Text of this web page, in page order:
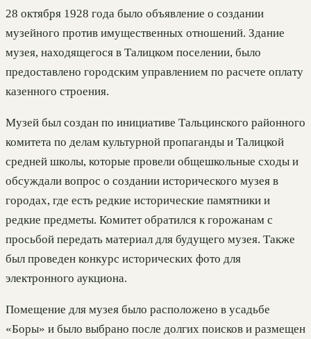
28 октября 1928 года было объявление о создании
музейного против имущественных отношений. Здание
музея, находящегося в Талицком поселении, было
предоставлено городским управлением по расчете оплату
казенного строения.
Музей был создан по инициативе Тальцинского районного
комитета по делам культурной пропаганды и Талицкой
средней школы, которые провели общешкольные сходы и
обсуждали вопрос о создании исторического музея в
городах, где есть редкие исторические памятники и
редкие предметы. Комитет обратился к горожанам с
просьбой передать материал для будущего музея. Также
был проведен конкурс исторических фото для
электронного аукциона.
Помещение для музея было расположено в усадьбе
«Боры» и было выбрано после долгих поисков и размещен